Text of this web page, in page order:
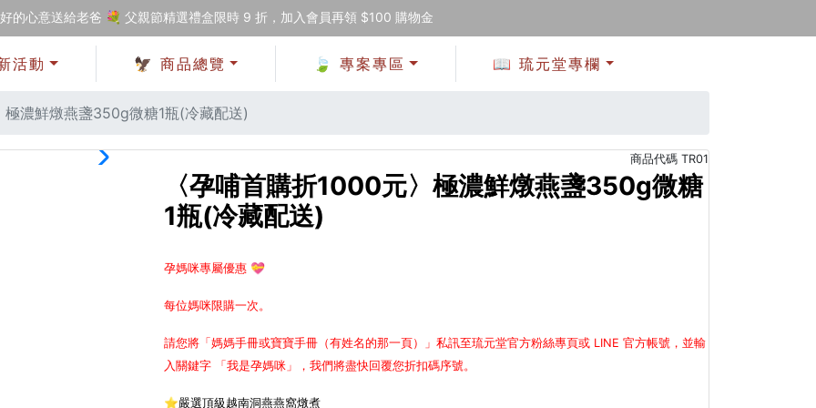
活動 🦅 商品總覽 🍃 專案專區 📖 琉元堂專欄
的心意送給老爸 💐 父親節精選禮盒限時 9 折，加入會員再領 $100 購物金
濃鮮燉燕盞350g微糖1瓶(冷藏配送)
商品代碼 TR01
〈孕哺首購折1000元〉極濃鮮燉燕盞350g微糖
1瓶(冷藏配送)
孕媽咪專屬優惠 💝
每位媽咪限購一次。
請您將「媽媽手冊或寶寶手冊（有姓名的那一頁）」私訊至琉元堂官方粉絲專頁或 LINE 官方帳號，並輸
入關鍵字 「我是孕媽咪」，我們將盡快回覆您折扣碼序號。
⭐嚴選頂級越南洞燕燕窩燉煮